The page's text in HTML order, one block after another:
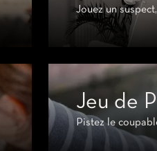
Jouez un
Jeu de
Pistez le